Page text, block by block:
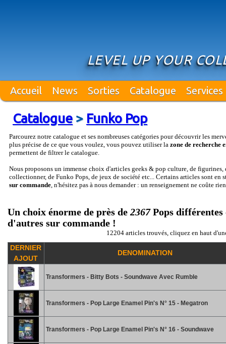
LEVEL UP YOUR
Accueil News Sorties Catalogue Services
Catalogue> Funko Pop
Parcourez notre catalogue et ses nombreuses catégories pour découvrir les
plus précise de ce que vous voulez, vous pouvez utiliser la zone de recherche
permettent de filtrer le catalogue.
Nous proposons un immense choix d'articles geeks & pop culture, de figurines,
collectionner, de Funko Pops, de jeux de société etc... Certains articles sont en
sur commande, n'hésitez pas à nous demander : un renseignement ne coûte
Un choix énorme de près de 2367Pops différentes
d'autres sur commande !
12204 articles trouvés, cliquez en haut
DERNIER
AJOUT
DENOMINATION
Transformers - Bitty Bots - Soundwave Avec Rumble
Transformers - Pop Large Enamel Pin's N° 15 - Megatron
Transformers - Pop Large Enamel Pin's N° 16 - Soundwave